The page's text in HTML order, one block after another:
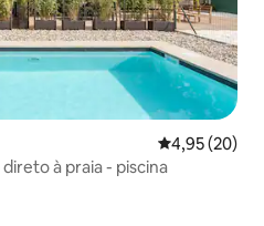
4,95 de uma
4,95 (20)
à praia - piscina